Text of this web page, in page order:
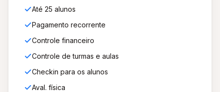
Até 25 alunos
Pagamento recorrente
Controle financeiro
Controle de turmas e aulas
Checkin para os alunos
Aval. física